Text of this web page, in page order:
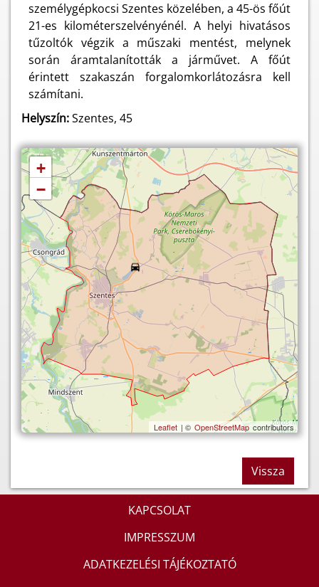
személygépkocsi Szentes közelében, a 45-ös főút
21-es kilométerszelvényénél. A helyi hivatásos
tűzoltók végzik a műszaki mentést, melynek
során áramtalanították a járművet. A főút
érintett szakaszán forgalomkorlátozásra kell
számítani.
Helyszín:Szentes, 45
+
−
Leaflet | © OpenStreetMap contributors
Vissza
KAPCSOLAT
IMPRESSZUM
ADATKEZELÉSI TÁJÉKOZTATÓ